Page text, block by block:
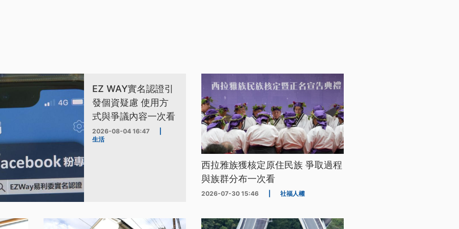
EZ WAY實名認證引
發個資疑慮 使用方
式與爭議內容一次看
2026-08-04 16:47
生活
西拉雅族獲核定原住民族 爭取過程
與族群分布一次看
2026-07-30 15:46 社福人權